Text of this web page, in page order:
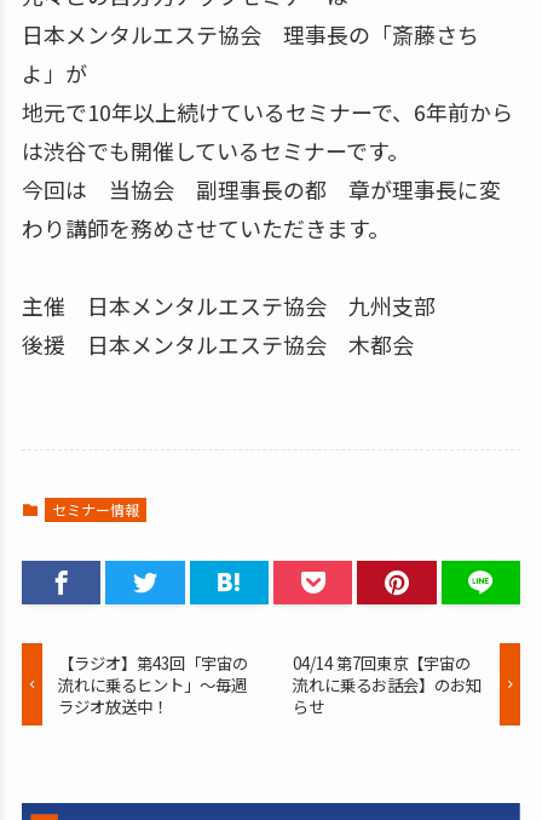
日本メンタルエステ協会 理事長の「斎藤さち
よ」が
地元で10年以上続けているセミナーで、6年前から
は渋谷でも開催しているセミナーです。
今回は 当協会 副理事長の都 章が理事長に変
わり講師を務めさせていただきます。
主催 日本メンタルエステ協会 九州支部
後援 日本メンタルエステ協会 木都会
セミナー情報
【ラジオ】第43回「宇宙の
流れに乗るヒント」～毎週
ラジオ放送中！
04/14 第7回東京【宇宙の
流れに乗るお話会】のお知
らせ